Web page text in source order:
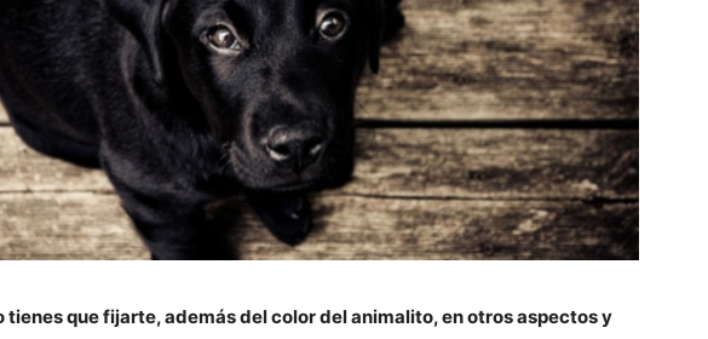
tienes que fijarte, además del color del animalito, en otros aspectos y